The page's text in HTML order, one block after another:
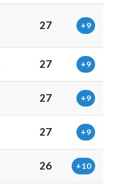
27 +9
27 +9
27 +9
27 +9
26 +10